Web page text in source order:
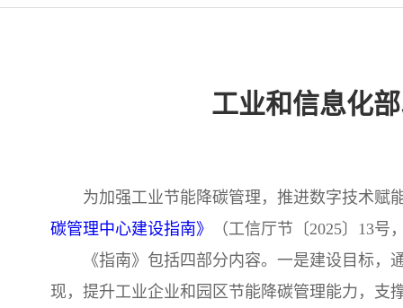
工业和信息化
为加强工业节能降碳管理，推进数字技术赋
碳管理中心建设指南》
（工信厅节〔2025〕13
《指南》包括四部分内容。一是建设目标
现，提升工业企业和园区节能降碳管理能力，支